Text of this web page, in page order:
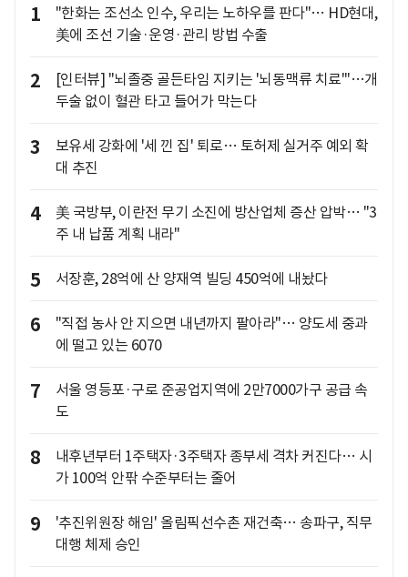
1
"한화는 조선소 인수, 우리는 노하우를 판다"… HD현대,
美에 조선 기술·운영·관리 방법 수출
2
[인터뷰] "뇌졸중 골든타임 지키는 '뇌동맥류 치료'"…개
두술 없이 혈관 타고 들어가 막는다
3
보유세 강화에 '세 낀 집' 퇴로… 토허제 실거주 예외 확
대 추진
4
美 국방부, 이란전 무기 소진에 방산업체 증산 압박… "3
주 내 납품 계획 내라"
5 서장훈, 28억에 산 양재역 빌딩 450억에 내놨다
6
"직접 농사 안 지으면 내년까지 팔아라"… 양도세 중과
에 떨고 있는 6070
7
서울 영등포·구로 준공업지역에 2만7000가구 공급 속
도
8
내후년부터 1주택자·3주택자 종부세 격차 커진다… 시
가 100억 안팎 수준부터는 줄어
9
'추진위원장 해임' 올림픽선수촌 재건축… 송파구, 직무
대행 체제 승인